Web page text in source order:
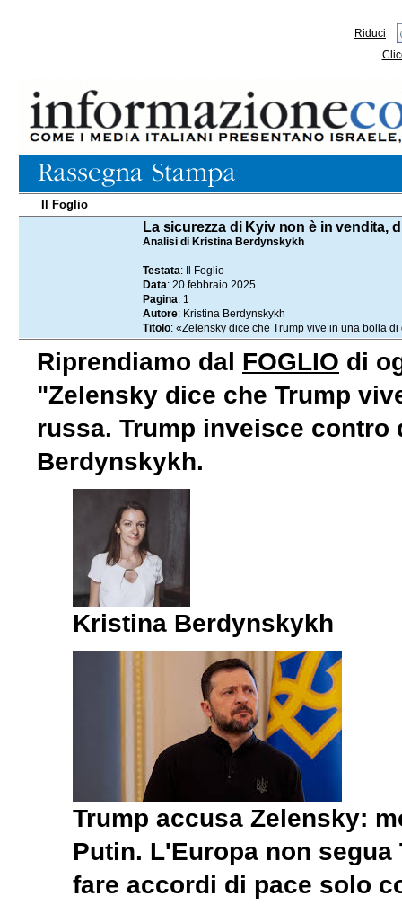
Riduci
Il Foglio
La sicurezza di Kyiv non è in vendita,
Analisi di Kristina Berdynskykh
Testata: Il Foglio
Data: 20 febbraio 2025
Pagina: 1
Autore: Kristina Berdynskykh
Titolo: «Zelensky dice che Trump vive in una bolla
Riprendiamo dal FOGLIO di
"Zelensky dice che Trump
russa. Trump inveisce
Berdynskykh.
Kristina Berdynskykh
Trump accusa Zelensky:
Putin. L'Europa non
fare accordi di pace solo